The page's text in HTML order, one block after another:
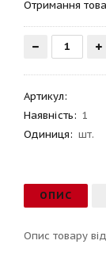
Отримання
Артикул:
Наявність: 1
Одиниця: шт.
ОПИС
Опис товару